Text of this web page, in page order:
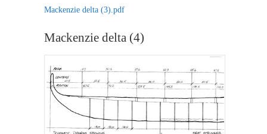
Mackenzie delta (3).pdf
Mackenzie delta (4)